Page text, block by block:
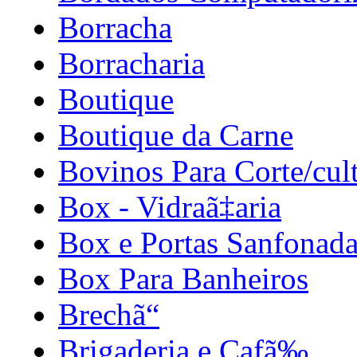
Borracha
Borracharia
Boutique
Boutique da Carne
Bovinos Para Corte/
Box - Vidraã‡aria
Box e Portas
Box Para Banheiros
Brechã“
Brigaderia e Cafã‰